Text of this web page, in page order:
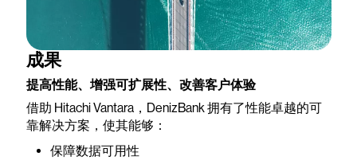
成果
提高性能、增强可扩展性、改善客户体验
借助 Hitachi Vantara，DenizBank 拥有了性能卓越的可
靠解决方案，使其能够：
保障数据可用性